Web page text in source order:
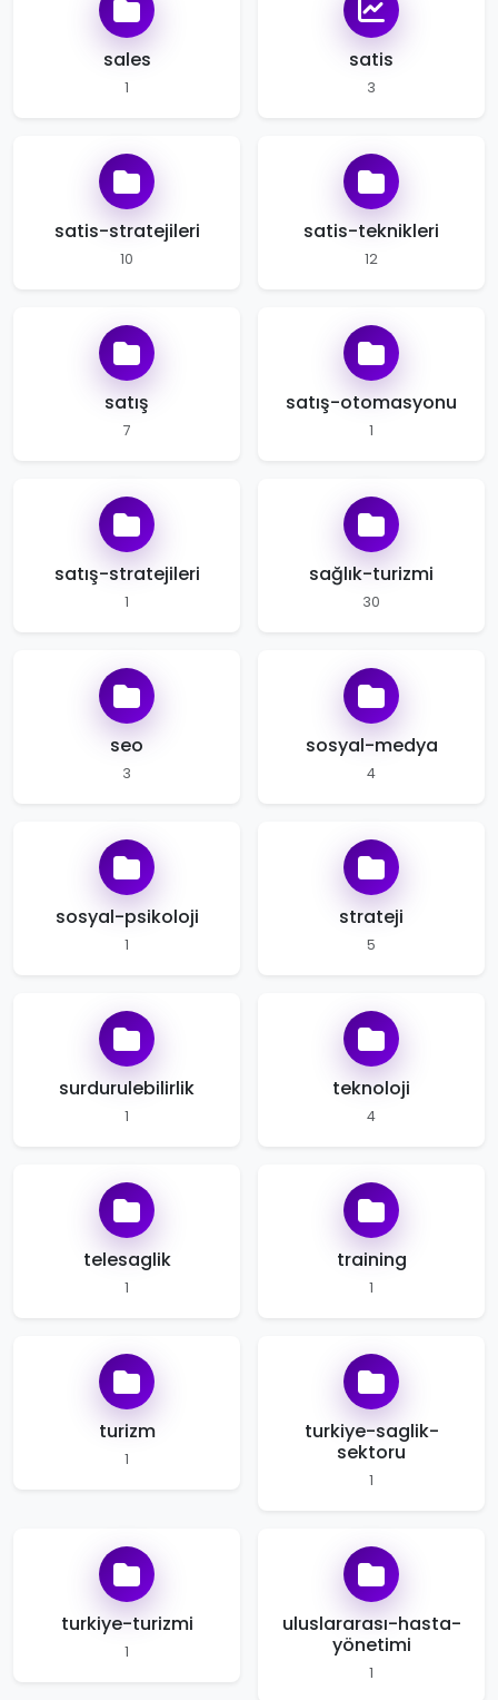
sales
1
satis
3
satis-stratejileri
10
satis-teknikleri
12
satış
7
satış-otomasyonu
1
satış-stratejileri
1
sağlık-turizmi
30
seo
3
sosyal-medya
4
sosyal-psikoloji
1
strateji
5
surdurulebilirlik
1
teknoloji
4
telesaglik
1
training
1
turizm
1
turkiye-saglik-
sektoru
1
turkiye-turizmi
1
uluslararası-hasta-
yönetimi
1